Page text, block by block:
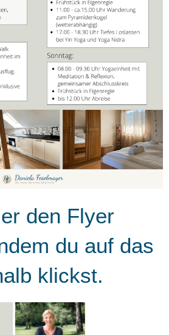
den Flyer
du auf das
klickst.